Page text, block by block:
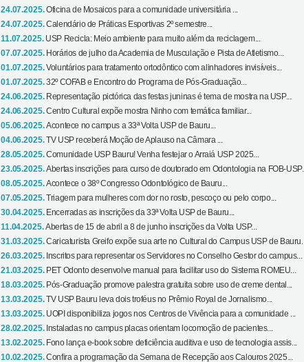
24.07.2025.Oficina de Mosaicos para a comunidade universitária ...
24.07.2025.Calendário de Práticas Esportivas 2º semestre...
11.07.2025. USP Recicla: Meio ambiente para muito além da reciclagem...
07.07.2025. Horários de julho da Academia de Musculação e Pista de Atletismo...
01.07.2025.Voluntários para tratamento ortodôntico com alinhadores invisíveis...
01.07.2025.32º COFAB e Encontro do Programa de Pós-Graduação...
24.06.2025. Representação pictórica das festas juninas é tema de mostra na USP...
24.06.2025.Centro Cultural expõe mostra Ninho com temática familiar...
05.06.2025.Acontece no campus a 33ª Volta USP de Bauru...
04.06.2025.TV USP receberá Moção de Aplauso na Câmara ...
28.05.2025.Comunidade USP Bauru! Venha festejar o Arraiá USP 2025...
23.05.2025.Abertas inscrições para curso de doutorado em Odontologia na FOB-USP...
08.05.2025.Acontece o 38º Congresso Odontológico de Bauru...
07.05.2025.Triagem para mulheres com dor no rosto, pescoço ou pelo corpo...
30.04.2025. Encerradas as inscrições da 33ª Volta USP de Bauru...
11.04.2025.Abertas de 15 de abril a 8 de junho inscrições da Volta USP...
31.03.2025.Caricaturista Greifo expõe sua arte no Cultural do Campus USP de Bauru...
26.03.2025. Inscritos para representar os Servidores no Conselho Gestor do campus...
21.03.2025. PET Odonto desenvolve manual para facilitar uso do Sistema ROMEU...
18.03.2025. Pós-Graduação promove palestra gratuita sobre uso de creme dental...
13.03.2025.TV USP Bauru leva dois troféus no Prêmio Royal de Jornalismo...
13.03.2025. UOPI disponibiliza jogos nos Centros de Vivência para a comunidade ...
28.02.2025. Instaladas no campus placas orientam locomoção de pacientes...
13.02.2025. Fono lança e-book sobre deficiência auditiva e uso de tecnologia assis...
10.02.2025.Confira a programação da Semana de Recepção aos Calouros 2025...